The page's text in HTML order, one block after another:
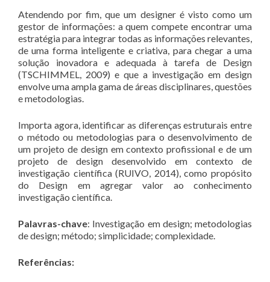
Atendendo por fim, que um designer é visto como um
gestor de informações: a quem compete encontrar uma
estratégia para integrar todas as informações relevantes,
de uma forma inteligente e criativa, para chegar a uma
solução inovadora e adequada à tarefa de Design
(TSCHIMMEL, 2009) e que a investigação em design
envolve uma ampla gama de áreas disciplinares, questões
e metodologias.
Importa agora, identificar as diferenças estruturais entre
o método ou metodologias para o desenvolvimento de
um projeto de design em contexto profissional e de um
projeto de design desenvolvido em contexto de
investigação científica (RUIVO, 2014), como propósito
do Design em agregar valor ao conhecimento
investigação científica.
Palavras-chave: Investigação em design; metodologias
de design; método; simplicidade; complexidade.
Referências: